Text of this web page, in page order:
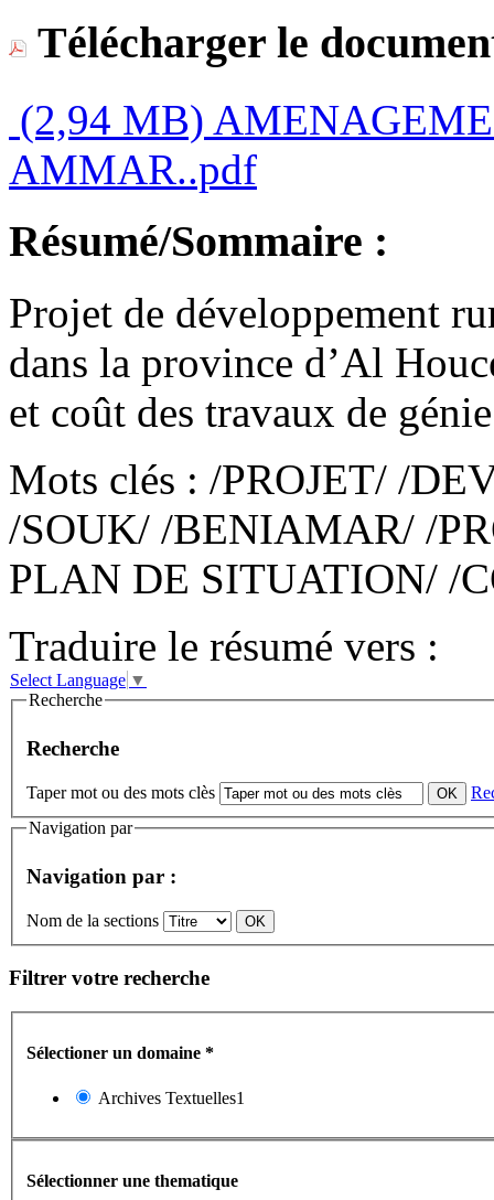
Télécharger le
(2,94 MB)
AMMAR..pdf
Résumé/Sommaire :
Projet de développement
dans la province d’Al
et coût des travaux de
Mots clés : /PROJET/ /
/SOUK/ /BENIAMAR/ /
PLAN DE SITUATION/ /
Traduire le résumé vers :
Select Language ▼
Recherche
Recherche
Taper mot ou des mots clès
Navigation par
Navigation par :
Nom de la sections
Filtrer votre recherche
Sélectioner un domaine *
Archives Textuelles1
Sélectionner une thematique